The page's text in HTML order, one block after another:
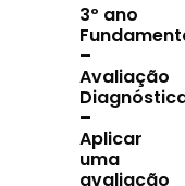
3º ano
–
Avaliação
–
Aplicar
uma
avaliação